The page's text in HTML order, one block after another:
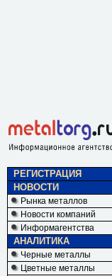
РЕГИСТРАЦИЯ
НОВОСТИ
Рынка металлов
Новости компаний
Информагентства
АНАЛИТИКА
Черные металлы
Цветные металлы